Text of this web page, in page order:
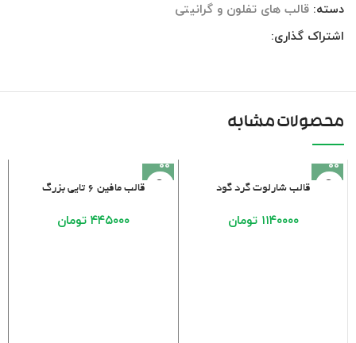
دسته: قالب های تفلون و گرانیتی
اشتراک گذاری:
محصولات مشابه
قالب شارلوت گرد گود
۱۱۴۰۰۰۰ تومان
قالب مافین ۶ تایی بزرگ
۴۴۵۰۰۰ تومان